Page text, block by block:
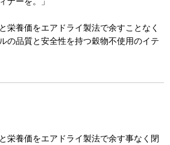
栄養価をエアドライ製法で余すことなく
の品質と安全性を持つ穀物不使用のイテ
栄養価をエアドライ製法で余す事なく閉